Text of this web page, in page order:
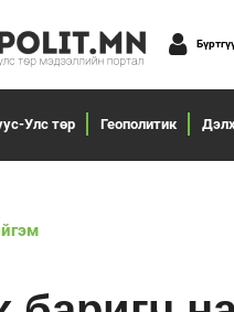
Улс төр Геополитик